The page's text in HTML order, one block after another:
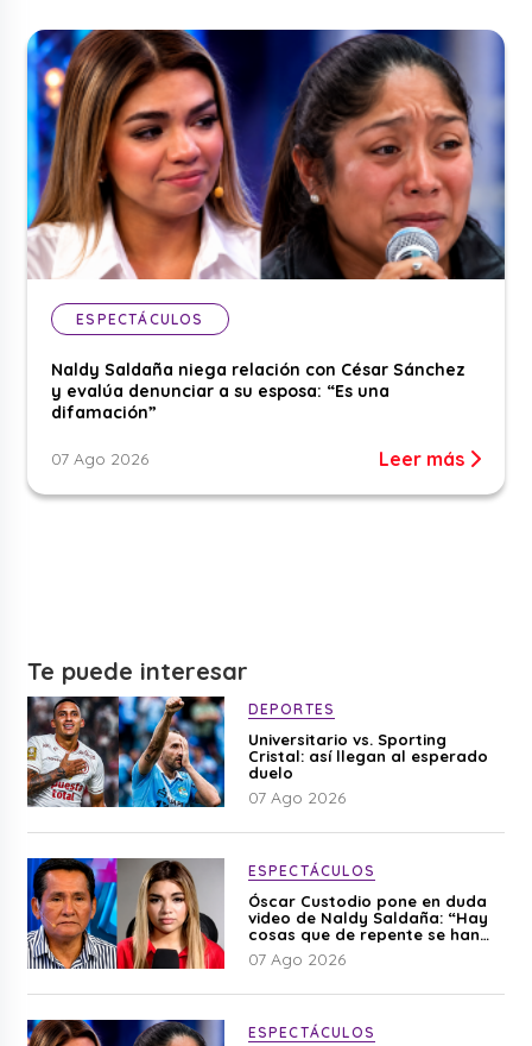
ESPECTÁCULOS
Naldy Saldaña niega relación con César Sánchez
y evalúa denunciar a su esposa: “Es una
difamación”
07 Ago 2026 Leer más
Te puede interesar
DEPORTES
Universitario vs. Sporting
Cristal: así llegan al esperado
duelo
07 Ago 2026
ESPECTÁCULOS
Óscar Custodio pone en duda
video de Naldy Saldaña: “Hay
cosas que de repente se han
editado”
07 Ago 2026
ESPECTÁCULOS